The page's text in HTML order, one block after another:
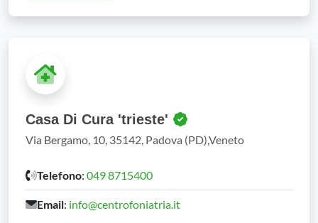
Casa Di Cura 'trieste'
Via Bergamo, 10, 35142, Padova (PD),Veneto
Telefono: 049 8715400
Email: info@centrofoniatria.it